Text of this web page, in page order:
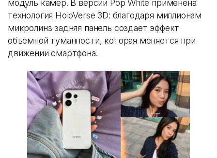
модуль камер. В версии Pop White применена
технология HoloVerse 3D: благодаря миллионам
микролинз задняя панель создает эффект
объемной туманности, которая меняется при
движении смартфона.